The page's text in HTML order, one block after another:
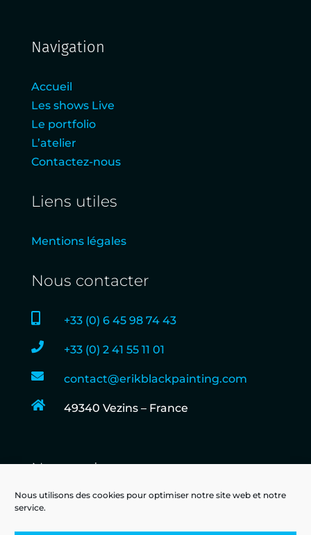
Nous utilisons des cookies pour optimiser notre site web et notre
service.
Navigation
Accueil
Les shows Live
Le portfolio
L’atelier
Contactez-nous
Liens utiles
Mentions légales
Nous contacter
 +33 (0) 6 45 98 74 43
 +33 (0) 2 41 55 11 01
 contact@erikblackpainting.com
 49340 Vezins – France
Nous suivre